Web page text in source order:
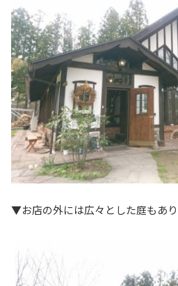
▼お店の外には広々とした庭もあり